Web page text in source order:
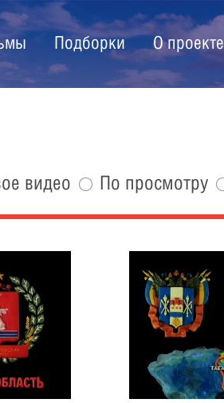
Подборки О проекте
видео По просмотру